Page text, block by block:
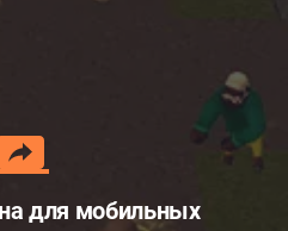
для мобильных